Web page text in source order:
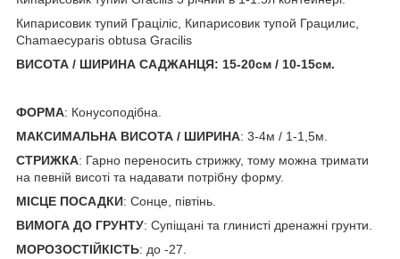
Кипарисовик тупий Граціліс, Кипарисовик тупой Грацилис,
Chamaecyparis obtusa Gracilis
ВИСОТА / ШИРИНА САДЖАНЦЯ: 15-20см / 10-15см.
ФОРМА: Конусоподібна.
МАКСИМАЛЬНА ВИСОТА / ШИРИНА: 3-4м / 1-1,5м.
СТРИЖКА: Гарно переносить стрижку, тому можна тримати
на певній висоті та надавати потрібну форму.
МІСЦЕ ПОСАДКИ: Сонце, півтінь.
ВИМОГА ДО ГРУНТУ: Супіщані та глинисті дренажні грунти.
МОРОЗОСТІЙКІСТЬ: до -27.